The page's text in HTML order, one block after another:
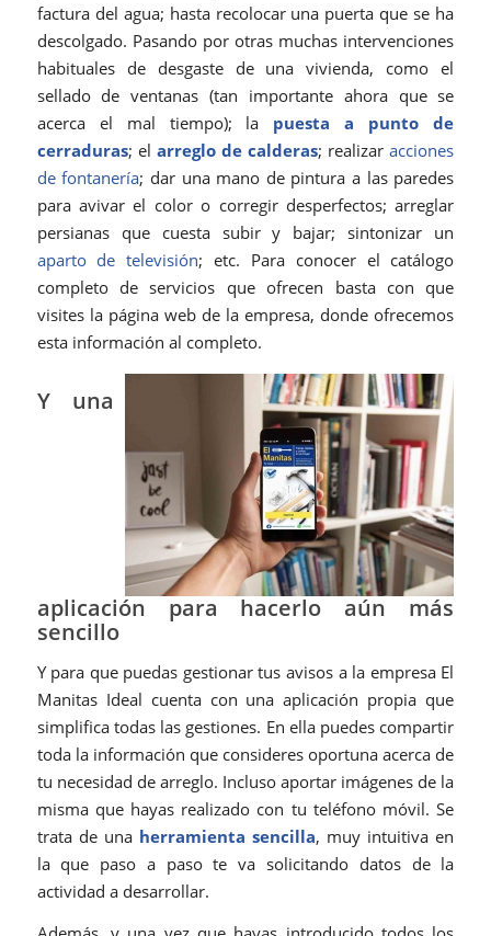
factura del agua; hasta recolocar una puerta que se ha
descolgado. Pasando por otras muchas intervenciones
habituales de desgaste de una vivienda, como el
sellado de ventanas (tan importante ahora que se
acerca el mal tiempo); la puesta a punto de
cerraduras; el arreglo de calderas; realizaracciones
de fontanería; dar una mano de pintura a las paredes
para avivar el color o corregir desperfectos; arreglar
persianas que cuesta subir y bajar; sintonizar un
aparto de televisión; etc. Para conocer el catálogo
completo de servicios que ofrecen basta con que
visites la página web de la empresa, donde ofrecemos
esta información al completo.
Y una
aplicación para hacerlo aún más
sencillo
Y para que puedas gestionar tus avisos a la empresa El
Manitas Ideal cuenta con una aplicación propia que
simplifica todas las gestiones. En ella puedes compartir
toda la información que consideres oportuna acerca de
tu necesidad de arreglo. Incluso aportar imágenes de la
misma que hayas realizado con tu teléfono móvil. Se
trata de una herramienta sencilla, muy intuitiva en
la que paso a paso te va solicitando datos de la
actividad a desarrollar.